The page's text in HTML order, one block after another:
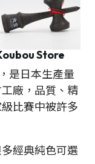
Store
是日本生產量
廠，品質、精
比賽中被許多
經典純色可選